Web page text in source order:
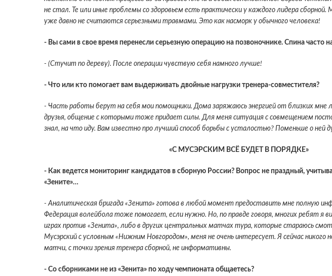
не стал. Те или иные проблемы со здоровьем есть практически у каждого лидера
уже давно не считаются серьезными травмами. Это как насморк у обычного человека!
- Вы сами в свое время перенесли серьезную операцию на позвоночнике. Спина часто
- (Стучит по дереву). После операции чувствую себя намного лучше!
- Что или кто помогает вам выдерживать двойные нагрузки тренера-совместителя?
- Часть работы берут на себя мои помощники. Дома заряжаюсь энергией от близких мне
друзья, общение с которыми тоже придает силы. Для меня ситуация с совмещением
знал, на что иду. Вам известно про лучший способ борьбы с усталостью? Поменьше о ней
«С МУСЭРСКИМ ВСЁ БУДЕТ В ПОРЯДКЕ»
- Как ведется мониторинг кандидатов в сборную России? Вопрос не праздный,
«Зените»…
- Аналитическая бригада «Зенита» готова в любой момент предоставить мне полную
Федерация волейбола тоже помогает, если нужно. Но, по правде говоря, многих ребят я
играх против «Зенита», либо в других центральных матчах тура, которые стараюсь
Мусэрский с условным «Нижним Новгородом», меня не очень интересует. Я сейчас никого
матчи, с точки зрения тренера сборной, не информативны.
- Со сборниками не из «Зенита» по ходу чемпионата общаетесь?